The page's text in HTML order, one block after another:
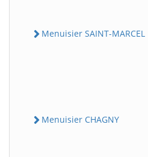
Menuisier SAINT-MARCEL
Menuisier CHAGNY